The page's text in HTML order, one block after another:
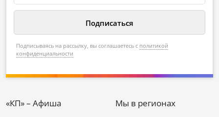
Подписываясь на рассылку, вы соглашаетесь с политикой
конфиденциальности
«КП» – Афиша Мы в регионах